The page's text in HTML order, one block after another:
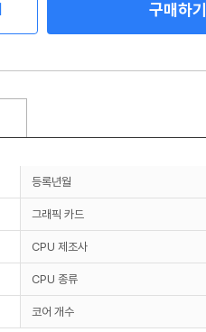
구매하기
등록년월
그래픽 카드
CPU 제조사
CPU 종류
코어 개수